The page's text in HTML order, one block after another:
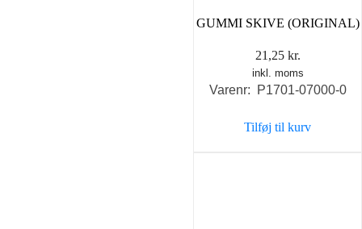
GUMMI SKIVE (ORIGINAL)
21,25 kr.
inkl. moms
Varenr: P1701-07000-0
Tilføj til kurv